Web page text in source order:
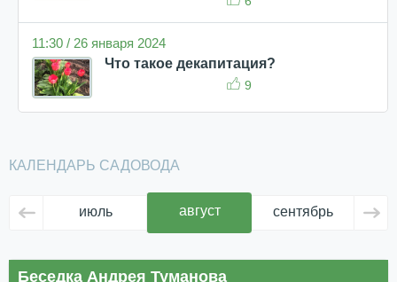
11:30 / 26 января 2024
Что такое декапитация?
9
КАЛЕНДАРЬ САДОВОДА
июль август сентябрь
Беседка Андрея Туманова